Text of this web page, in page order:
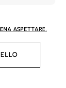
ASPETTARE.